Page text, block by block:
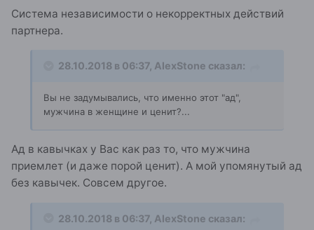
Система независимости о некорректных действий
партнера.
28.10.2018 в 06:37, AlexStone сказал:
Вы не задумывались, что именно этот "ад",
мужчина в женщине и ценит?...
Ад в кавычках у Вас как раз то, что мужчина
приемлет (и даже порой ценит). А мой упомянутый ад
без кавычек. Совсем другое.
28.10.2018 в 06:37, AlexStone сказал: